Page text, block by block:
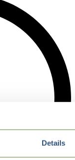
Details